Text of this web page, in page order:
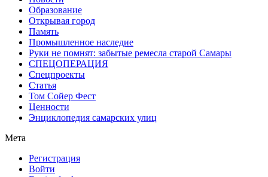
Образование
Открывая город
Память
Промышленное наследие
Руки не помнят: забытые ремесла старой Самары
СПЕЦОПЕРАЦИЯ
Спецпроекты
Статья
Том Сойер Фест
Ценности
Энциклопедия самарских улиц
Мета
Регистрация
Войти